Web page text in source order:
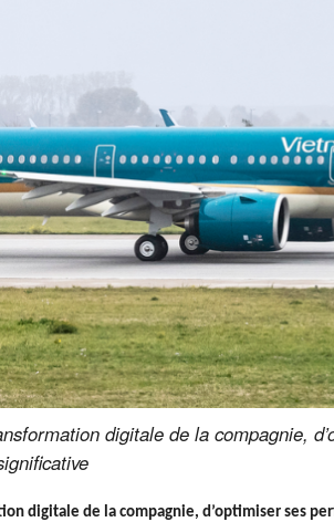
digitale de la compagnie,
digitale de la compagnie, d’optimiser ses